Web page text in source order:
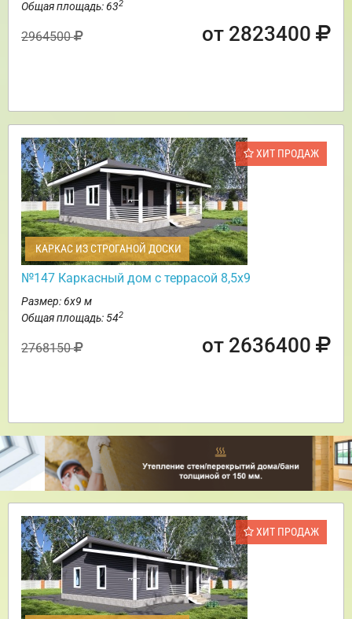
Общая площадь: 632
2964500 от 2823400
ХИТ ПРОДАЖ
КАРКАС ИЗ СТРОГАНОЙ ДОСКИ
№147 Каркасный дом с террасой 8,5х9
Размер: 6х9 м
Общая площадь: 542
2768150 от 2636400
ХИТ ПРОДАЖ